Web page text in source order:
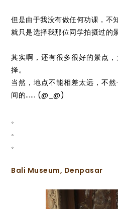
但是由于我没有做任何功课，不
就只是选择我那位同学拍摄过的景
其实啊，还有很多很好的景点
择。
当然，地点不能相差太远，不
间的…… (@_@)
。
。
。
Bali Museum, Denpasar